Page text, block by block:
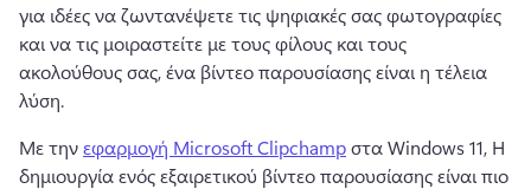
για ιδέες να ζωντανέψετε τις ψηφιακές σας φωτογραφίες
και να τις μοιραστείτε με τους φίλους και τους
ακολούθους σας, ένα βίντεο παρουσίασης είναι η τέλεια
λύση.
Με την εφαρμογή Microsoft Clipchamp στα Windows 11, Η
δημιουργία ενός εξαιρετικού βίντεο παρουσίασης είναι πιο